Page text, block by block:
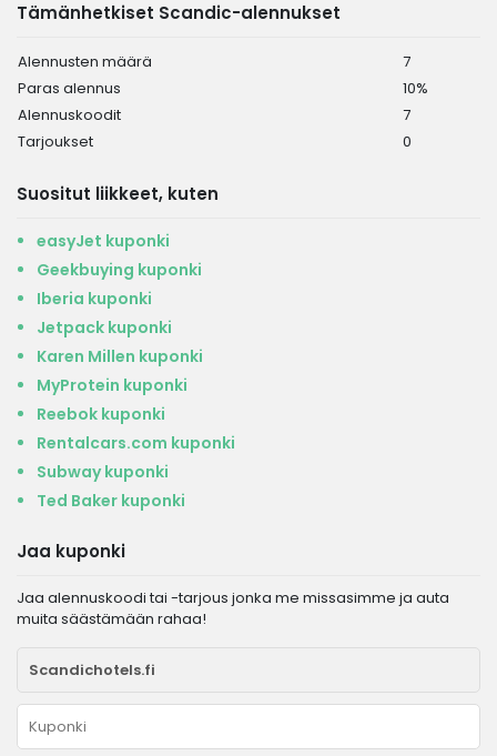
Tämänhetkiset Scandic-alennukset
Alennusten määrä
7
Paras alennus
10%
Alennuskoodit
7
Tarjoukset
0
Suositut liikkeet, kuten
easyJet kuponki
Geekbuying kuponki
Iberia kuponki
Jetpack kuponki
Karen Millen kuponki
MyProtein kuponki
Reebok kuponki
Rentalcars.com kuponki
Subway kuponki
Ted Baker kuponki
Jaa kuponki
Jaa alennuskoodi tai -tarjous jonka me missasimme ja auta
muita säästämään rahaa!